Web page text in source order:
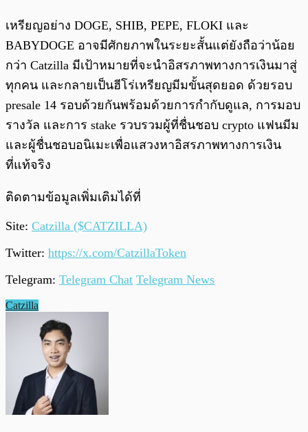
เหรียญอย่าง DOGE, SHIB, PEPE, FLOKI และ
BABYDOGE อาจมีศักยภาพในระยะสั้นแต่ยังถือว่าน้อย
กว่า Catzilla มีเป้าหมายที่จะนำอิสรภาพทางการเงินมาสู่
ทุกคน และกลายเป็นฮีโร่เหรียญมีมขั้นสุดยอด ด้วยรอบ
presale 14 รอบด้วยกันพร้อมด้วยการกำกับดูแล, การมอบ
รางวัล และการ stake รวบรวมผู้ที่ชื่นชอบ crypto แฟนมีม
และผู้ชื่นชอบอนิเมะเพื่อแสวงหาอิสรภาพทางการเงิน
ที่แท้จริง
ติดตามข้อมูลเพิ่มเติมได้ที่
Site: Catzilla ($CATZILLA)
Twitter: https://x.com/CatzillaToken
Telegram: Telegram Chat Telegram News
Catzilla